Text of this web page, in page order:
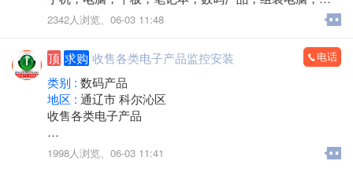
联系人电话：13190888778
控安装，办公耗材，回收置换，上门服务
电话：15560888853
2342人浏览、 06-03 11:48
顶 求购 收售各类电子产品监控安装 电话
类别 : 数码产品
地区 : 通辽市 科尔沁区
收售各类电子产品
手机，电脑，平板，笔记本，数码产品，手机专卖，组
1998人浏览、 06-03 11:41